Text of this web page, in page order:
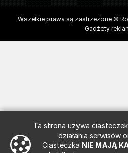
Ta strona używa
działania serwisów
Ciasteczka NIE MAJĄ
Wszelkie prawa są zastrzeżone ©
Gadżety